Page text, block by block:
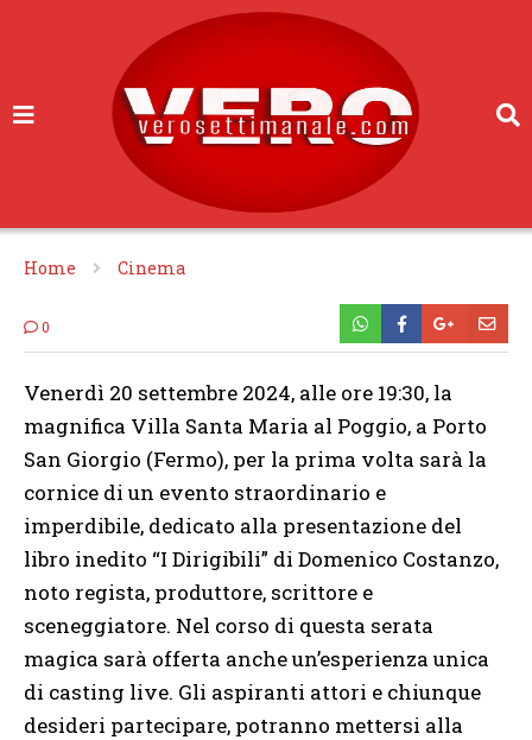
Home Cinema
0
Venerdì 20 settembre 2024, alle ore 19:30, la
magnifica Villa Santa Maria al Poggio, a Porto
San Giorgio (Fermo), per la prima volta sarà la
cornice di un evento straordinario e
imperdibile, dedicato alla presentazione del
libro inedito “I Dirigibili” di Domenico Costanzo,
noto regista, produttore, scrittore e
sceneggiatore. Nel corso di questa serata
magica sarà offerta anche un’esperienza unica
di casting live. Gli aspiranti attori e chiunque
desideri partecipare, potranno mettersi alla